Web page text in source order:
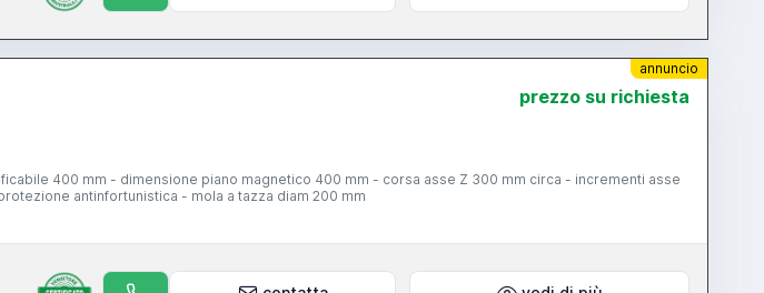
annuncio
prezzo su richiesta
400 mm - dimensione piano magnetico 400 mm - corsa asse Z 300 mm circa - incrementi asse
antinfortunistica - mola a tazza diam 200 mm